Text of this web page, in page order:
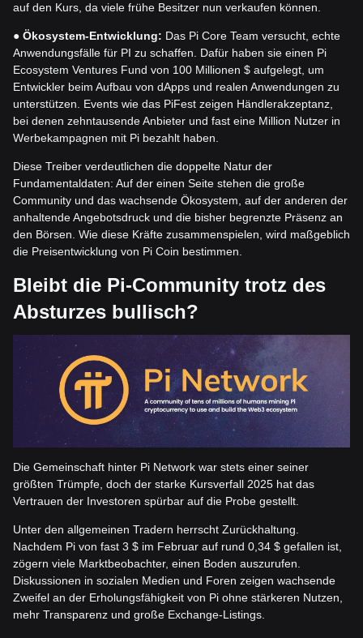
auf den Kurs, da viele frühe Besitzer nun verkaufen können.
● Ökosystem-Entwicklung: Das Pi Core Team versucht, echte
Anwendungsfälle für PI zu schaffen. Dafür haben sie einen Pi
Ecosystem Ventures Fund von 100 Millionen $ aufgelegt, um
Entwickler beim Aufbau von dApps und realen Anwendungen zu
unterstützen. Events wie das PiFest zeigen Händlerakzeptanz,
bei denen zehntausende Anbieter und fast eine Million Nutzer in
Werbekampagnen mit Pi bezahlt haben.
Diese Treiber verdeutlichen die doppelte Natur der
Fundamentaldaten: Auf der einen Seite stehen die große
Community und das wachsende Ökosystem, auf der anderen der
anhaltende Angebotsdruck und die bisher begrenzte Präsenz an
den Börsen. Wie diese Kräfte zusammenspielen, wird maßgeblich
die Preisentwicklung von Pi Coin bestimmen.
Bleibt die Pi-Community trotz des
Absturzes bullisch?
Die Gemeinschaft hinter Pi Network war stets einer seiner
größten Trümpfe, doch der starke Kursverfall 2025 hat das
Vertrauen der Investoren spürbar auf die Probe gestellt.
Unter den allgemeinen Tradern herrscht Zurückhaltung.
Nachdem Pi von fast 3 $ im Februar auf rund 0,34 $ gefallen ist,
zögern viele Marktbeobachter, einen Boden auszurufen.
Diskussionen in sozialen Medien und Foren zeigen wachsende
Zweifel an der Erholungsfähigkeit von Pi ohne stärkeren Nutzen,
mehr Transparenz und große Exchange-Listings.